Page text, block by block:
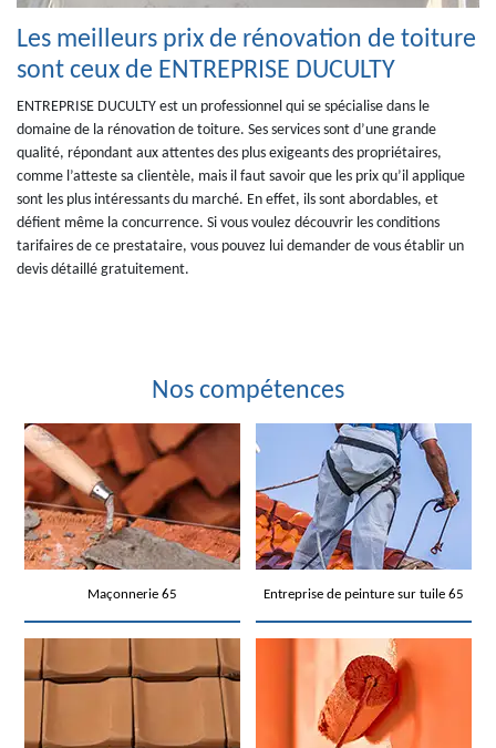
Les meilleurs prix de rénovation de toiture
sont ceux de ENTREPRISE DUCULTY
ENTREPRISE DUCULTY est un professionnel qui se spécialise dans le
domaine de la rénovation de toiture. Ses services sont d’une grande
qualité, répondant aux attentes des plus exigeants des propriétaires,
comme l’atteste sa clientèle, mais il faut savoir que les prix qu’il applique
sont les plus intéressants du marché. En effet, ils sont abordables, et
défient même la concurrence. Si vous voulez découvrir les conditions
tarifaires de ce prestataire, vous pouvez lui demander de vous établir un
devis détaillé gratuitement.
Nos compétences
Maçonnerie 65 Entreprise de peinture sur tuile 65